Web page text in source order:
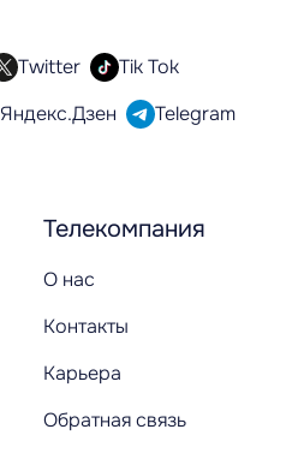
Телекомпания
О нас
Контакты
Карьера
Обратная связь
Twitter
Tik Tok
Яндекс.Дзен
Telegram